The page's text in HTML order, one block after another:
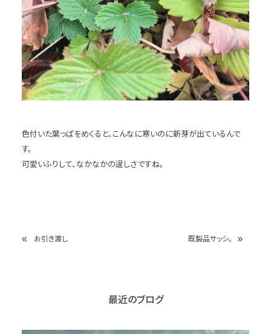
色付いた葉っぱをめくると、こんなに寒いのに新芽が出ているんで
す。
可愛いふりして、なかなかの逞しさですね。
« お引き渡し 既製品サッシ。 »
最近のブログ